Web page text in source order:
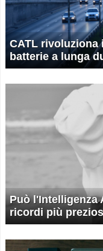
CATL
batterie a lunga
Può l'Intelligenza
ricordi più